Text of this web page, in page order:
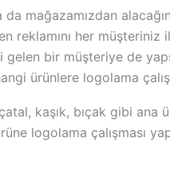
mağazamızdan
reklamını her
bir müşteriye de
ürünlere logolama
kaşık, bıçak gibi
logolama çalışması